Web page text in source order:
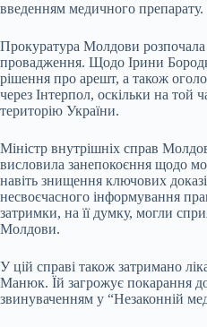
введенням медичного препарату.
Прокуратура Молдови розпочала
провадження. Щодо Ірини
рішення про арешт, а також
через Інтерпол, оскільки на той
територію України.
Міністр внутрішніх справ
висловила занепокоєння щодо
навіть знищення ключових
несвоєчасного інформування
затримки, на її думку, могли
Молдови.
У цій справі також затримано
Манюк. Їй загрожує покарання
звинуваченням у “Незаконній